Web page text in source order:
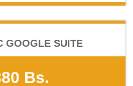
GOOGLE SUITE
Bs.